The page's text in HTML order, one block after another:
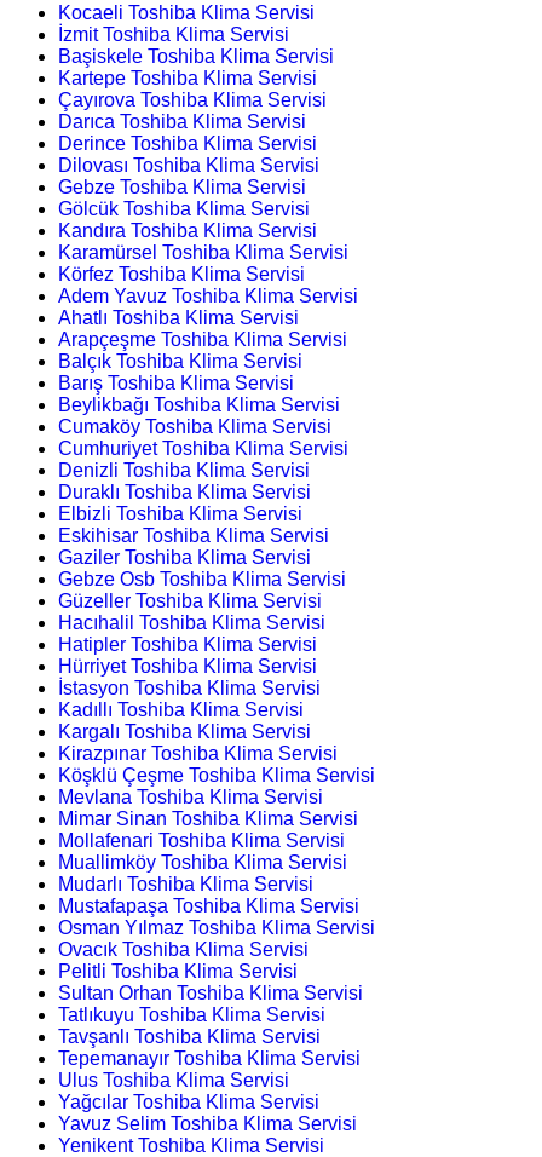
Kocaeli Toshiba Klima Servisi
İzmit Toshiba Klima Servisi
Başiskele Toshiba Klima Servisi
Kartepe Toshiba Klima Servisi
Çayırova Toshiba Klima Servisi
Darıca Toshiba Klima Servisi
Derince Toshiba Klima Servisi
Dilovası Toshiba Klima Servisi
Gebze Toshiba Klima Servisi
Gölcük Toshiba Klima Servisi
Kandıra Toshiba Klima Servisi
Karamürsel Toshiba Klima Servisi
Körfez Toshiba Klima Servisi
Adem Yavuz Toshiba Klima Servisi
Ahatlı Toshiba Klima Servisi
Arapçeşme Toshiba Klima Servisi
Balçık Toshiba Klima Servisi
Barış Toshiba Klima Servisi
Beylikbağı Toshiba Klima Servisi
Cumaköy Toshiba Klima Servisi
Cumhuriyet Toshiba Klima Servisi
Denizli Toshiba Klima Servisi
Duraklı Toshiba Klima Servisi
Elbizli Toshiba Klima Servisi
Eskihisar Toshiba Klima Servisi
Gaziler Toshiba Klima Servisi
Gebze Osb Toshiba Klima Servisi
Güzeller Toshiba Klima Servisi
Hacıhalil Toshiba Klima Servisi
Hatipler Toshiba Klima Servisi
Hürriyet Toshiba Klima Servisi
İstasyon Toshiba Klima Servisi
Kadıllı Toshiba Klima Servisi
Kargalı Toshiba Klima Servisi
Kirazpınar Toshiba Klima Servisi
Köşklü Çeşme Toshiba Klima Servisi
Mevlana Toshiba Klima Servisi
Mimar Sinan Toshiba Klima Servisi
Mollafenari Toshiba Klima Servisi
Muallimköy Toshiba Klima Servisi
Mudarlı Toshiba Klima Servisi
Mustafapaşa Toshiba Klima Servisi
Osman Yılmaz Toshiba Klima Servisi
Ovacık Toshiba Klima Servisi
Pelitli Toshiba Klima Servisi
Sultan Orhan Toshiba Klima Servisi
Tatlıkuyu Toshiba Klima Servisi
Tavşanlı Toshiba Klima Servisi
Tepemanayır Toshiba Klima Servisi
Ulus Toshiba Klima Servisi
Yağcılar Toshiba Klima Servisi
Yavuz Selim Toshiba Klima Servisi
Yenikent Toshiba Klima Servisi